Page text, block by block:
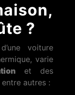
?
voiture
varie
et des
autres :